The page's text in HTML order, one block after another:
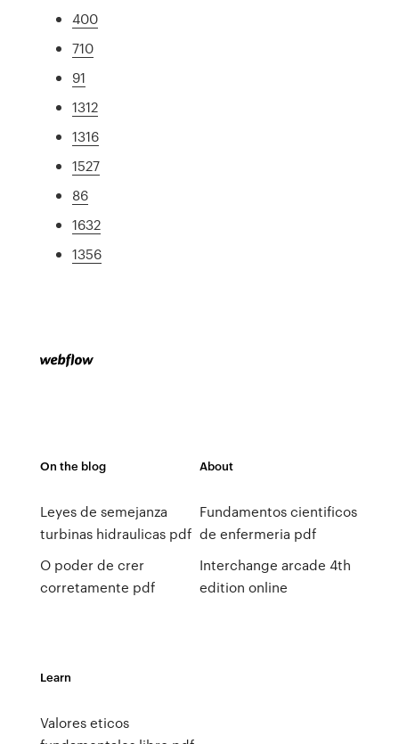
400
710
91
1312
1316
1527
86
1632
1356
On the blog
Leyes de semejanza
turbinas hidraulicas pdf
O poder de crer
corretamente pdf
About
Fundamentos cientificos
de enfermeria pdf
Interchange arcade 4th
edition online
Learn
Valores eticos